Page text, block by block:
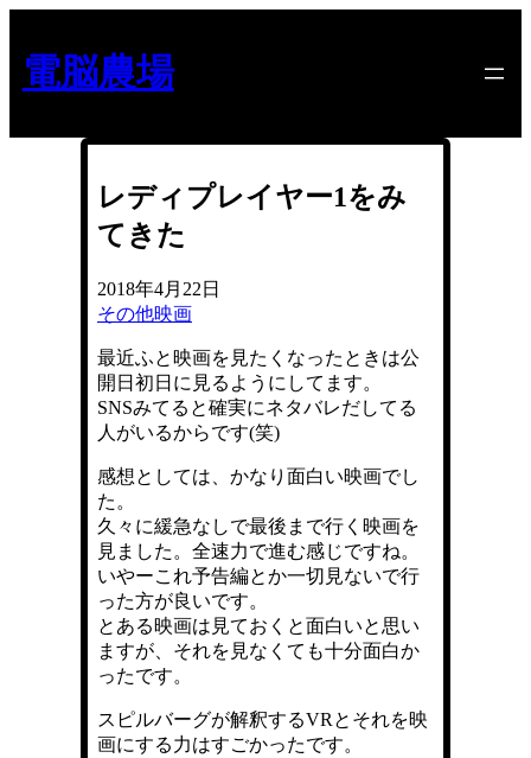
を
ス
ッ
電脳農場
レディプレイヤー1をみ
てきた
2018年4月22日
その他映画
最近ふと映画を見たくなったときは公
開日初日に見るようにしてます。
SNSみてると確実にネタバレだしてる
人がいるからです(笑)
感想としては、かなり面白い映画でし
た。
久々に緩急なしで最後まで行く映画を
見ました。全速力で進む感じですね。
いやーこれ予告編とか一切見ないで行
った方が良いです。
とある映画は見ておくと面白いと思い
ますが、それを見なくても十分面白か
ったです。
スピルバーグが解釈するVRとそれを映
画にする力はすごかったです。